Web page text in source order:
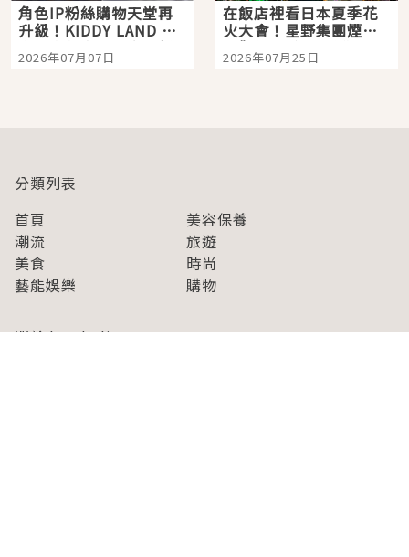
角色IP粉絲購物天堂再
升級！KIDDY LAND 原
宿店吉伊卡哇迎客，新
開幕 OMOKADO 店3分
2026年07月07日
在飯店裡看日本夏季花
火大會！星野集團煙火
景觀飯店6選，讓你不用
人擠人悠閒欣賞
2026年07月25日
分類列表
首頁
美容保養
潮流
旅遊
美食
時尚
藝能娛樂
購物
關於Japaholic